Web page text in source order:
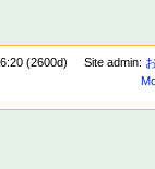
(2600d) Site admin: